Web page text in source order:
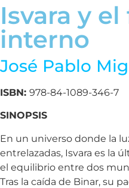
Isvara y
interno
José Pablo
ISBN: 978-84-1089-346-7
SINOPSIS
En un universo donde la
entrelazadas, Isvara es la
el equilibrio entre dos
Tras la caída de Binar, su